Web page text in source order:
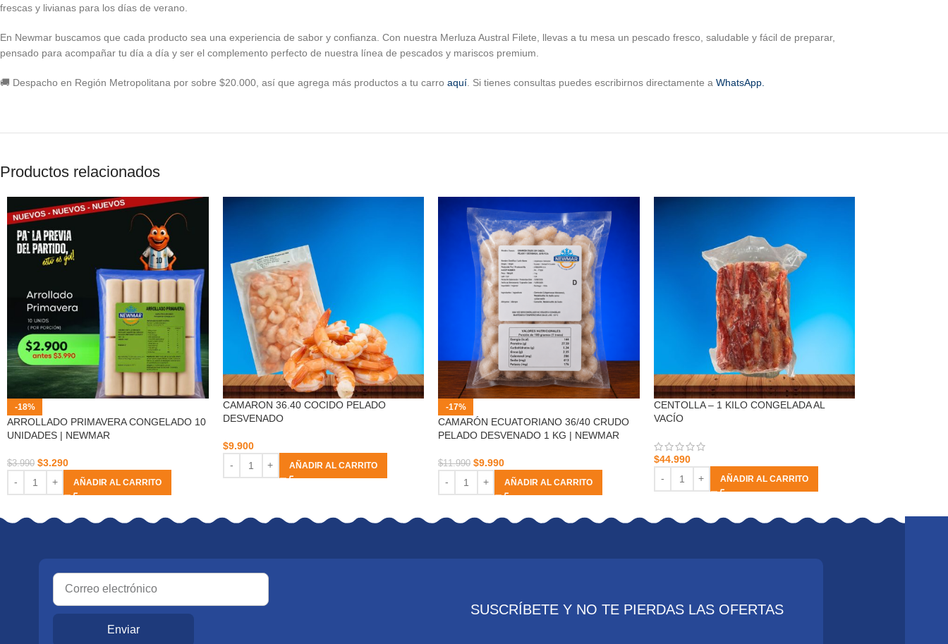
frescas y livianas para los días de verano.
En Newmar buscamos que cada producto sea una experiencia de sabor y confianza. Con nuestra Merluza Austral Filete, llevas a tu mesa un pescado fresco, saludable y fácil de preparar,
pensado para acompañar tu día a día y ser el complemento perfecto de nuestra línea de pescados y mariscos premium.
🚚 Despacho en Región Metropolitana por sobre $20.000, así que agrega más productos a tu carro aquí . Si tienes consultas puedes escribirnos directamente a WhatsApp.
Productos relacionados
-18%
ARROLLADO PRIMAVERA CONGELADO 10
UNIDADES | NEWMAR
$3.990 $3.290
AÑADIR AL CARRITO
CAMARON 36.40 COCIDO PELADO
DESVENADO
$9.900
AÑADIR AL CARRITO
-17%
CAMARÓN ECUATORIANO 36/40 CRUDO
PELADO DESVENADO 1 KG | NEWMAR
$11.990 $9.990
AÑADIR AL CARRITO
CENTOLLA – 1 KILO CONGELADA AL
VACÍO
$44.990
AÑADIR AL CARRITO
Enviar
SUSCRÍBETE Y NO TE PIERDAS LAS OFERTAS